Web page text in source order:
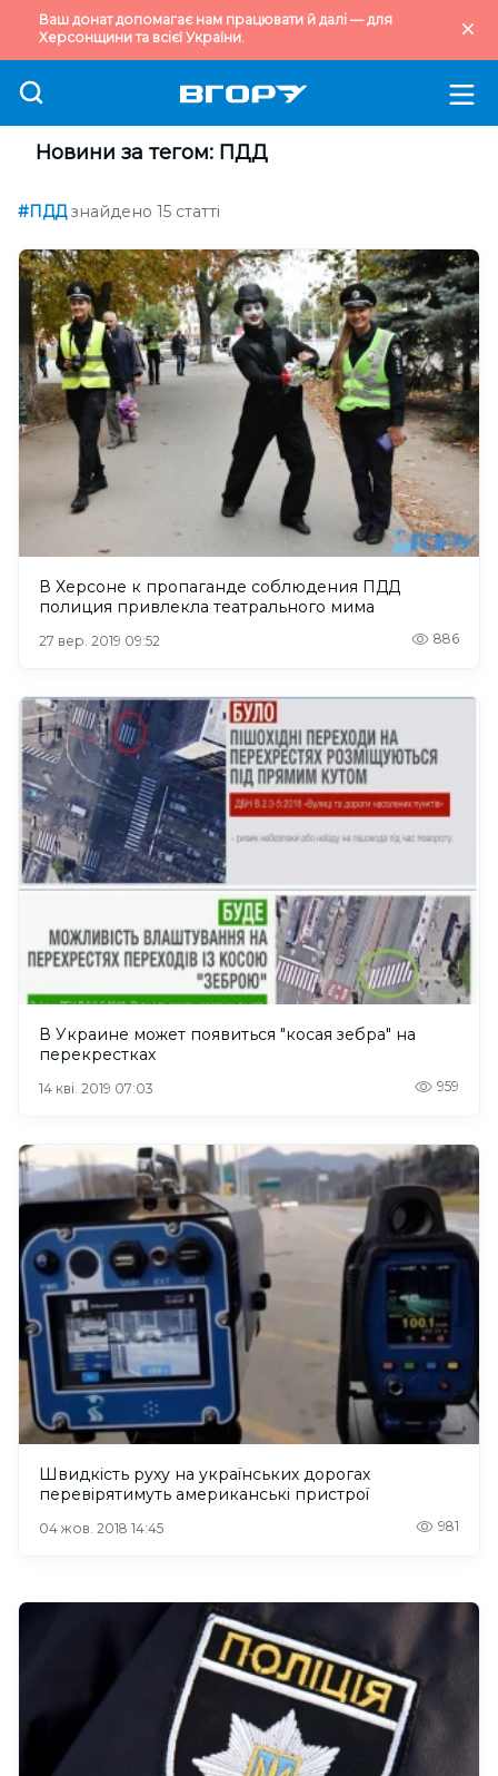
Ваш донат допомагає нам працювати й далі — для
Херсонщини та всієї України.
Новини за тегом: ПДД
#ПДД знайдено 15 статті
В Херсоне к пропаганде соблюдения ПДД
полиция привлекла театрального мима
27 вер. 2019 09:52 886
В Украине может появиться "косая зебра" на
перекрестках
14 кві. 2019 07:03 959
Швидкість руху на українських дорогах
перевірятимуть американські пристрої
04 жов. 2018 14:45 981